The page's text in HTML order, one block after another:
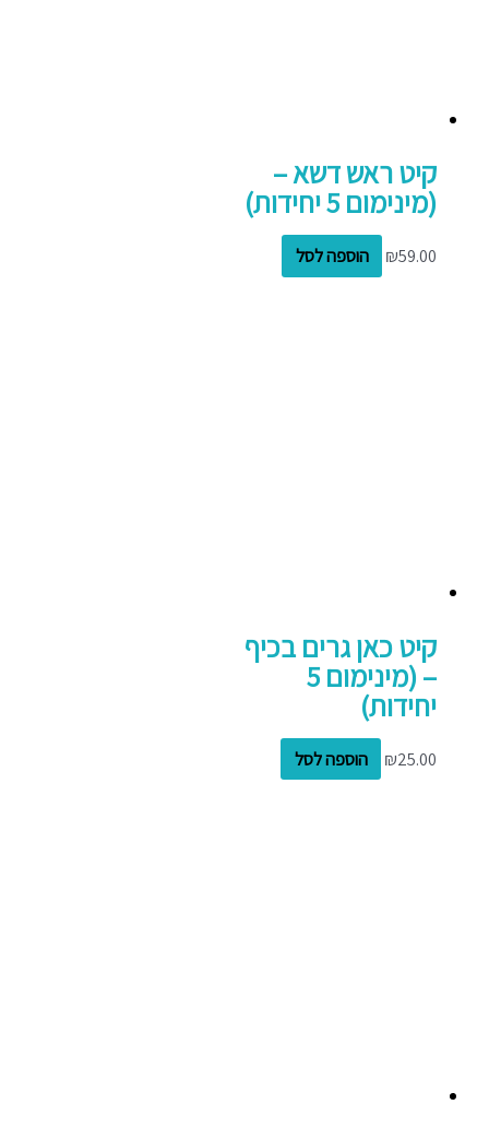
קיט ראש דשא –
(מינימום 5 יחידות)
₪59.00 הוספה לסל
קיט כאן גרים בכיף
– (מינימום 5
יחידות)
₪25.00 הוספה לסל